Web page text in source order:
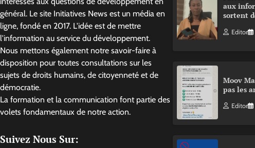
général. Le site Initiatives News est un média en
ligne, fondé en 2017. L'idée est de mettre
l'information au service du développement.
Nous mettons également notre savoir-faire à
disposition pour toutes consultations sur les
sujets de droits humains, de citoyenneté et de
démocratie.
La formation et la communication font partie des
volets fondamentaux de notre action.
Suivez Nous Sur:
aux
sortent
Editor
Moov
pas les
Editor